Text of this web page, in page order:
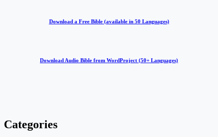
Download a Free Bible (available in 50 Languages)
Download Audio Bible from WordProject (50+ Languages)
Categories